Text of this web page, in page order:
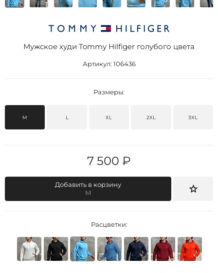
Мужское худи Tommy Hilfiger голубого цвета
Артикул: 106436
Размеры:
M L XL 2XL 3XL
7 500 ₽
Добавить в корзину
M
Расцветки: